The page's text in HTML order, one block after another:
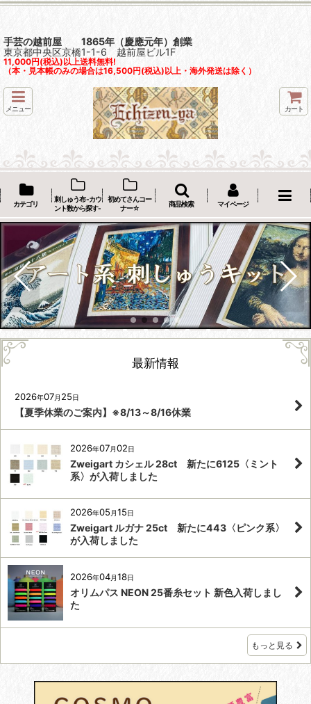
手芸の越前屋 1865年（慶應元年）創業
東京都中央区京橋1-1-6 越前屋ビル1F
11,000円(税込)以上送料無料!
（本・見本帳のみの場合は16,500円(税込)以上・海外発送は除く）
メニュー カート
カテゴリ
刺しゅう布 -カウ
ント数から探す-
初めてさんコー
ナー☆
商品検索 マイページ
最新情報
2026年07月 25日
【夏季休業のご案内】※8/13～8/16休業
2026年07月02日
Zweigart カシェル 28ct 新たに6125〈ミント
系〉が入荷しました
2026年05 月15日
Zweigart ルガナ 25ct 新たに443〈ピンク系〉
が入荷しました
2026年04月18日
オリムパス NEON 25番糸セット 新色入荷しまし
た
もっと見る